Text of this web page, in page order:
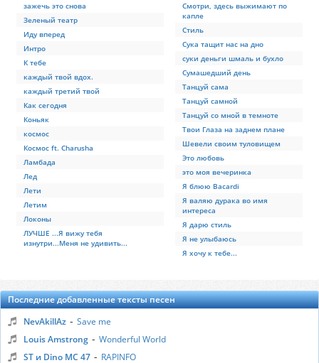
зажечь это снова
Зеленый театр
Иду вперед
Интро
К тебе
каждый твой вдох.
каждый третий твой
Как сегодня
Коньяк
космос
Космос ft. Charusha
Ламбада
Лед
Лети
Летим
Локоны
ЛУЧШЕ ...Я вижу тебя
изнутри...Меня не удивить...
Смотри, здесь выжимают по
капле
Стиль
Сука тащит нас на дно
суки деньги шмаль и бухло
Сумашедший день
Танцуй сама
Танцуй самной
Танцуй со мной в темноте
Твои Глаза на заднем плане
Шевели своим туловищем
Это любовь
это моя вечеринка
Я блюю Bacardi
Я валяю дурака во имя
интереса
Я дарю стиль
Я не улыбаюсь
Я хочу к тебе...
Последние добавленные тексты песен
NevAkillAz - Save me
Louis Amstrong - Wonderful World
ST и Dino MC 47 - RAPINFO